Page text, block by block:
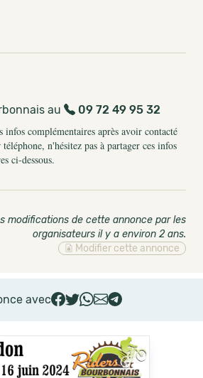
au
09 72 49 95 32
infos complémentaires après avoir contacté
n'hésitez pas à partager ces infos
ci-dessous.
modifications de cette annonce par les
organisateurs il y a environ 2 ans.
Modifier cette annonce
avec